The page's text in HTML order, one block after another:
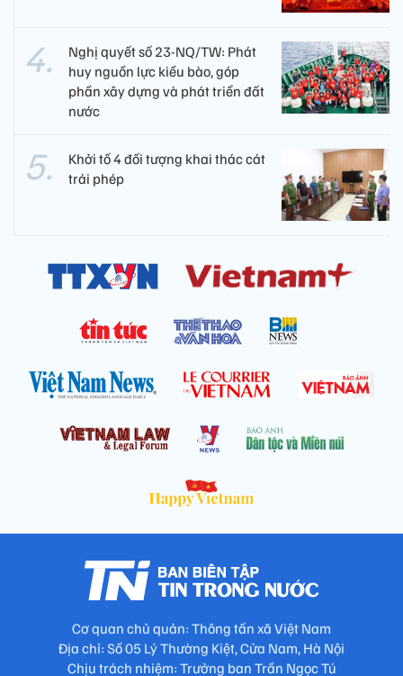
Nghị quyết số 23-NQ/TW: Phát
huy nguồn lực kiều bào, góp
phần xây dựng và phát triển đất
nước
Khởi tố 4 đối tượng khai thác cát
trái phép
Cơ quan chủ quản: Thông tấn xã Việt Nam
Địa chỉ: Số 05 Lý Thường Kiệt, Cửa Nam, Hà Nội
Chịu trách nhiệm: Trưởng ban Trần Ngọc Tú